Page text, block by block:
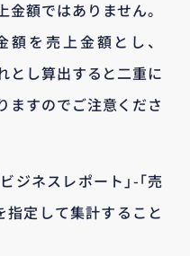
額ではありません。
を売上金額とし、
とし算出すると二重に
ますのでご注意くださ
ジネスレポート｣-｢売
定して集計すること